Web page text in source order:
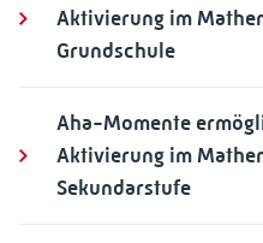
Aktivierung im
Grundschule
Aha-Momente
Aktivierung im
Sekundarstufe